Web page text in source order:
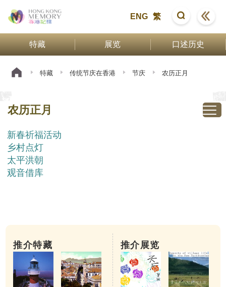
ENG 繁
特藏 展览 口述历史
特藏 传统节庆在香港 节庆 农历正月
农历正月
新春祈福活动
乡村点灯
太平洪朝
观音借库
推介特藏 推介展览